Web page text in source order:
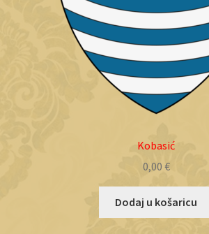
Kobasić
0,00 €
Dodaj u košaricu